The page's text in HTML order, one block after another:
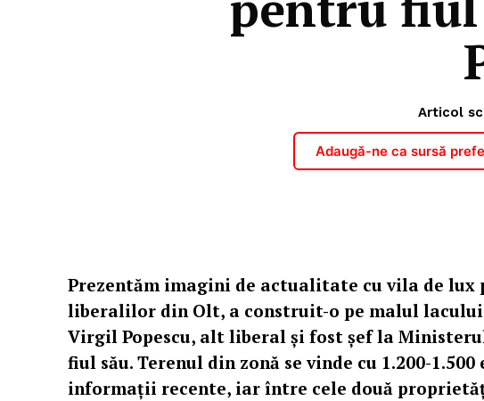
Articol
Adaugă-ne ca sursă
Prezentăm imagini de actualitate cu vila de lux
liberalilor din Olt, a construit-o pe malul
Virgil Popescu, alt liberal şi fost şef la
fiul său. Terenul din zonă se vinde cu 1.200-
informaţii recente, iar între cele două